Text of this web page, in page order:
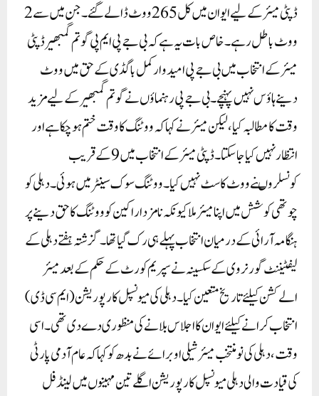
ڈپٹی میئر کے لیے ایوان میں کل 265 ووٹ ڈالے گئے۔ جن میں سے 2
ووٹ باطل رہے۔ خاص بات یہ ہے کہ بی جے پی ایم پی گوتم گمبھیر ڈپٹی
میئر کے انتخاب میں بی جے پی امیدوار کمل باگڈی کے حق میں ووٹ
دینے ہاؤس نہیں پہنچے۔بی جے پی رہنماؤں نے گوتم گمبھیر کے لیے مزید
وقت کا مطالبہ کیا، لیکن میئر نے کہا کہ ووٹنگ کا وقت ختم ہوچکا ہے اور
انتظار نہیں کیا جاسکتا۔ ڈپٹی میئر کے انتخاب میں 9 کے قریب
کونسلروںنے ووٹ کاسٹ نہیں کیا۔ ووٹنگ سوک سینٹر میں ہوئی۔ دہلی کو
چوتھی کوشش میں اپنا میئر ملا کیونکہ نامزد اراکین کو ووٹنگ کا حق دینے پر
ہنگامہ آرائی کے درمیان انتخاب پہلے ہی رک گیا تھا۔گزشتہ ہفتے دہلی کے
لیفٹیننٹ گورنر وی کے سکسینہ نے سپریم کورٹ کے حکم کے بعد میئر
الےکشن کیلئے تاریخ متعین کیا۔دہلی کی میونسپل کارپوریشن (ایم سی ڈی)
انتخاب کرانے کیلئے ایوان کا اجلاس بلانے کی منظوری دے دی تھی۔اسی
وقت، دہلی کی نو منتخب میئر شیلی اوبرائے نے بدھ کو کہا کہ عام آدمی پارٹی
کی قیادت والی دہلی میونسپل کارپوریشن اگلے تین مہینوں میں لینڈ فل